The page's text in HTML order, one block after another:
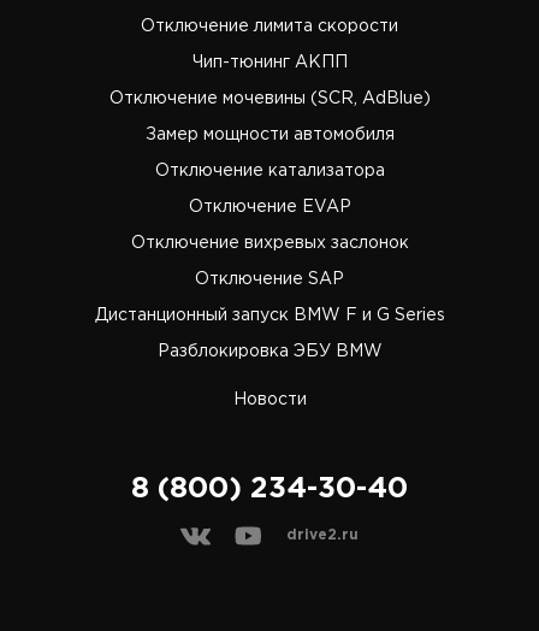
Новости
Отключение лимита скорости
Чип-тюнинг АКПП
Отключение мочевины (SCR, AdBlue)
Замер мощности автомобиля
Отключение катализатора
Отключение EVAP
Отключение вихревых заслонок
Отключение SAP
Дистанционный запуск BMW F и G Series
Разблокировка ЭБУ BMW
8 (800) 234-30-40
drive2.ru